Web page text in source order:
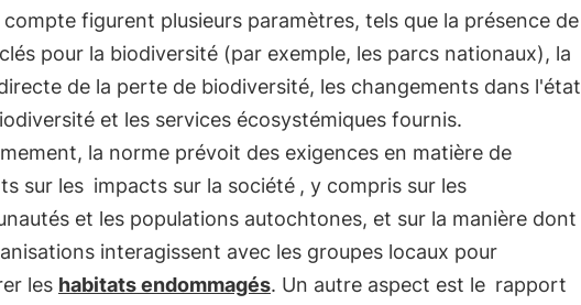
figurent plusieurs paramètres, tels que la présence de
pour la biodiversité (par exemple, les parcs nationaux), la
de la perte de biodiversité, les changements dans l'état
et les services écosystémiques fournis.
la norme prévoit des exigences en matière de
sur les impacts sur la société , y compris sur les
et les populations autochtones, et sur la manière dont
interagissent avec les groupes locaux pour
les habitats endommagés. Un autre aspect est le rapport